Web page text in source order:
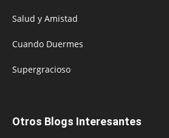
Salud y Amistad
Cuando Duermes
Supergracioso
Otros Blogs Interesantes